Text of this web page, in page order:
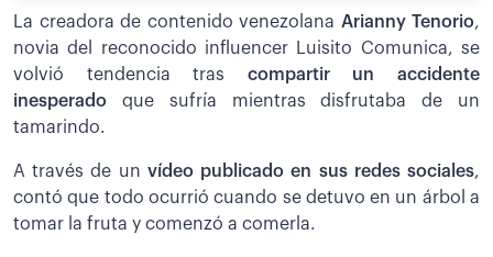
La creadora de contenido venezolana Arianny Tenorio,
novia del reconocido influencer Luisito Comunica, se
volvió tendencia tras compartir un accidente
inesperado que sufría mientras disfrutaba de un
tamarindo.
A través de un vídeo publicado en sus redes sociales,
contó que todo ocurrió cuando se detuvo en un árbol a
tomar la fruta y comenzó a comerla.